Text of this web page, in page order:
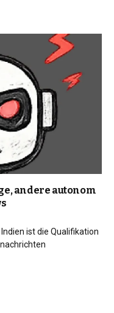
andere autonom